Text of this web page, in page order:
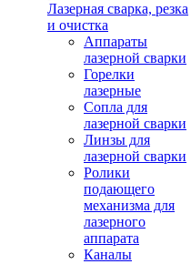
Лазерная сварка, резка
и очистка
Аппараты
лазерной сварки
Горелки
лазерные
Сопла для
лазерной сварки
Линзы для
лазерной сварки
Ролики
подающего
механизма для
лазерного
аппарата
Каналы